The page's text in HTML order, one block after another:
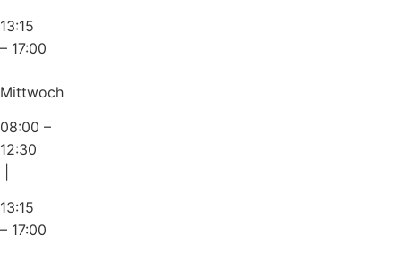
13:15
– 17:00
Mittwoch
08:00 –
12:30
13:15
– 17:00